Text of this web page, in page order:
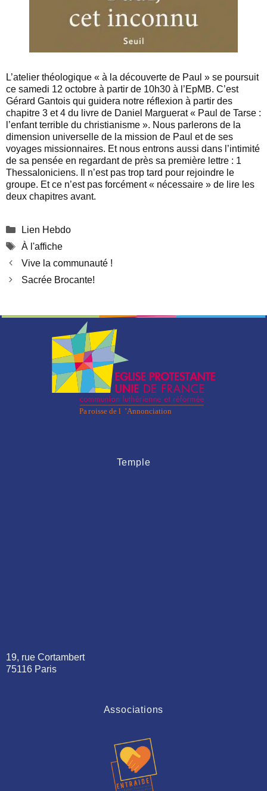
L’atelier théologique « à la découverte de Paul » se poursuit
ce samedi 12 octobre à partir de 10h30 à l’EpMB. C’est
Gérard Gantois qui guidera notre réflexion à partir des
chapitre 3 et 4 du livre de Daniel Marguerat « Paul de Tarse :
l’enfant terrible du christianisme ». Nous parlerons de la
dimension universelle de la mission de Paul et de ses
voyages missionnaires. Et nous entrons aussi dans l’intimité
de sa pensée en regardant de près sa première lettre : 1
Thessaloniciens. Il n’est pas trop tard pour rejoindre le
groupe. Et ce n’est pas forcément « nécessaire » de lire les
deux chapitres avant.
Catégories
Lien Hebdo
Étiquettes
À l'affiche
Vive la communauté !
Sacrée Brocante!
Temple
19, rue Cortambert
75116 Paris
Associations